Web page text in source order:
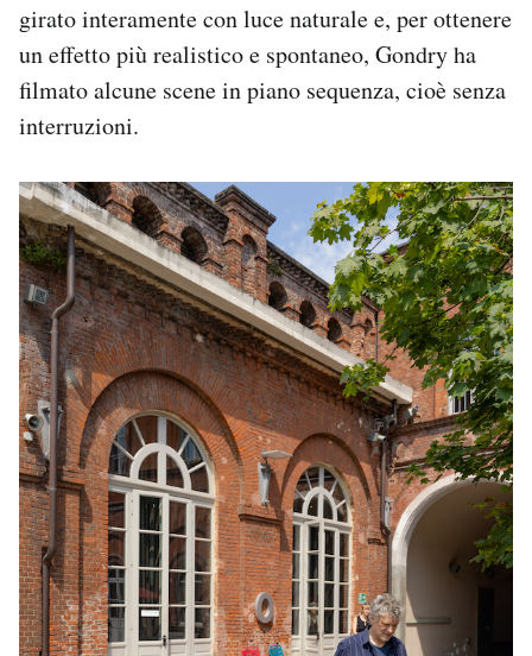
girato interamente con luce naturale e, per ottenere
un effetto più realistico e spontaneo, Gondry ha
filmato alcune scene in piano sequenza, cioè senza
interruzioni.